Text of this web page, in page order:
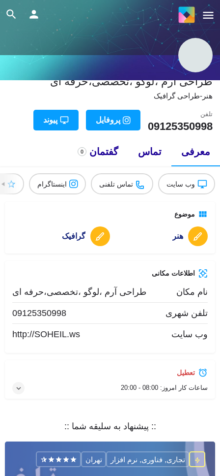
طراحی آرم ،لوگو ،تخصصی،حرفه ای
هنر-طراحی گرافیک
تلفن
09125350998
پروفایل پیوند
معرفی تماس گفتمان 0
وب سایت تماس تلفنی اینستاگرام
موضوع
هنر گرافیک
اطلاعات مکانی
نام مکان طراحی آرم ،لوگو ،تخصصی،حرفه ای
تلفن شهری 09125350998
وب سایت http://SOHEIL.ws
تعطیل
ساعات کار امروز: 08:00 - 20:00
:: پیشنهاد به سلیقه شما ::
تجاری, فناوری, نرم افزار تهران